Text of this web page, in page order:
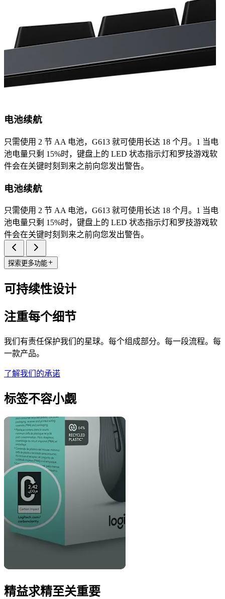
电池续航
只需使用 2 节 AA 电池，G613 就可使用长达 18 个月。1 当电
池电量只剩 15%时，键盘上的 LED 状态指示灯和罗技游戏软
件会在关键时刻到来之前向您发出警告。
电池续航
只需使用 2 节 AA 电池，G613 就可使用长达 18 个月。1 当电
池电量只剩 15%时，键盘上的 LED 状态指示灯和罗技游戏软
件会在关键时刻到来之前向您发出警告。
探索更多功能
可持续性设计
注重每个细节
我们有责任保护我们的星球。每个组成部分。每一段流程。每
一款产品。
了解我们的承诺
标签不容小觑
精益求精至关重要